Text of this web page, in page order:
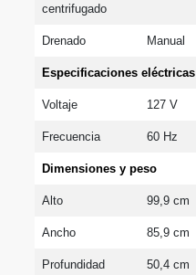
centrifugado
Drenado Manual
Especificaciones eléctricas
Voltaje 127 V
Frecuencia 60 Hz
Dimensiones y peso
Alto 99,9 cm
Ancho 85,9 cm
Profundidad 50,4 cm